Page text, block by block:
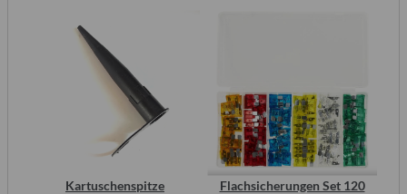
Kartuschenspitze
Flachsicherungen Set 120